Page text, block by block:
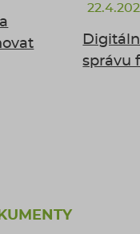
správu